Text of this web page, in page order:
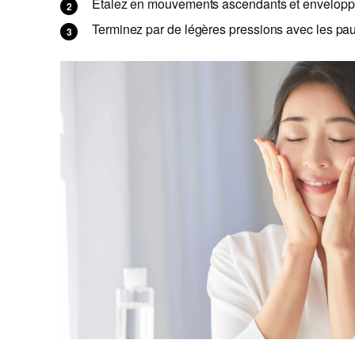
Terminez par de légères pressions avec les